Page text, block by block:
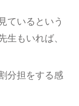
ているという
生もいれば、
分担をする感